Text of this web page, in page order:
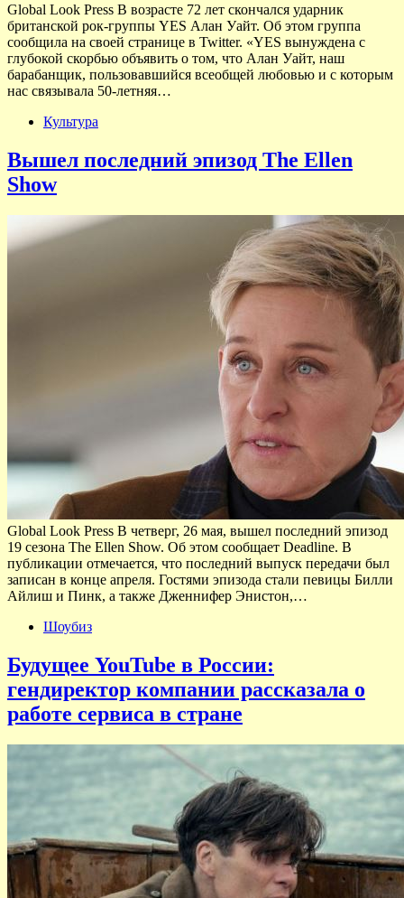
Global Look Press В возрасте 72 лет скончался ударник
британской рок-группы YES Алан Уайт. Об этом группа
сообщила на своей странице в Twitter. «YES вынуждена c
глубокой скорбью объявить о том, что Алан Уайт, наш
барабанщик, пользовавшийся всеобщей любовью и с которым
нас связывала 50-летняя…
Культура
Вышел последний эпизод The Ellen
Show
Global Look Press В четверг, 26 мая, вышел последний эпизод
19 сезона The Ellen Show. Об этом сообщает Deadline. В
публикации отмечается, что последний выпуск передачи был
записан в конце апреля. Гостями эпизода стали певицы Билли
Айлиш и Пинк, а также Дженнифер Энистон,…
Шоубиз
Будущее YouTube в России:
гендиректор компании рассказала о
работе сервиса в стране